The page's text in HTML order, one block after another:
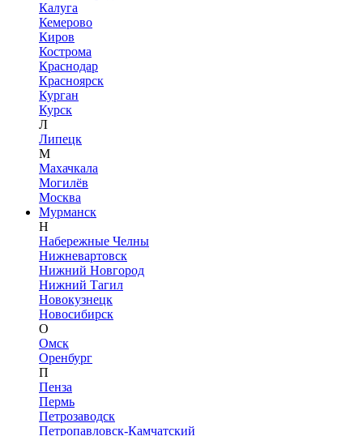
Калуга
Кемерово
Киров
Кострома
Краснодар
Красноярск
Курган
Курск
Л
Липецк
М
Махачкала
Могилёв
Москва
Мурманск
Н
Набережные Челны
Нижневартовск
Нижний Новгород
Нижний Тагил
Новокузнецк
Новосибирск
О
Омск
Оренбург
П
Пенза
Пермь
Петрозаводск
Петропавловск-Камчатский